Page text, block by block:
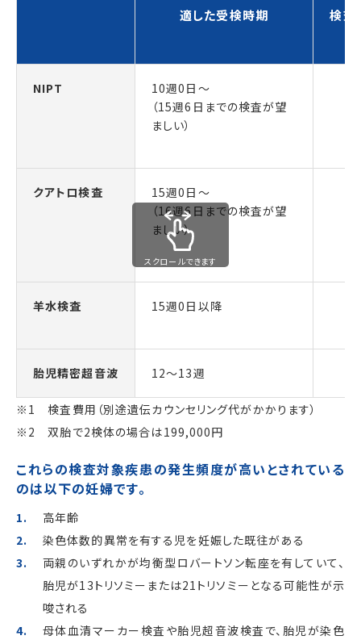
適した受検時期 検査
NIPT
10週0日～
（15週6日までの検査が望
ましい）
クアトロ検査
15週0日～
（16週6日までの検査が望
ましい）
羊水検査 15週0日以降
胎児精密超音波 12～13週
※1 検査費用（別途遺伝カウンセリング代がかかります）
※2 双胎で2検体の場合は199,000円
スクロールできます
これらの検査対象疾患の発生頻度が高いとされている
のは以下の妊婦です。
高年齢
染色体数的異常を有する児を妊娠した既往がある
両親のいずれかが均衡型ロバートソン転座を有していて、
胎児が13トリソミーまたは21トリソミーとなる可能性が示
唆される
母体血清マーカー検査や胎児超音波検査で、胎児が染色